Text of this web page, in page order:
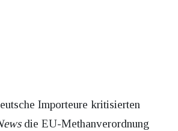
Importeure kritisierten
die EU-Methanverordnung